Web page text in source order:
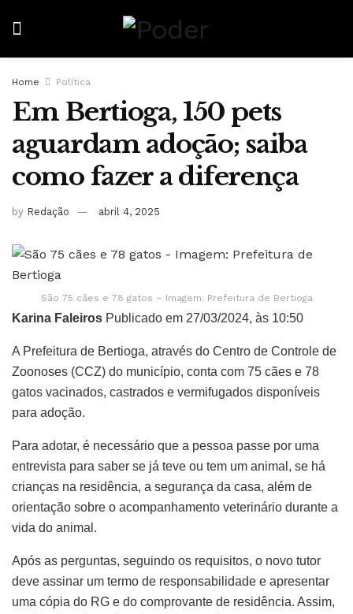
Home Política
Em Bertioga, 150 pets
aguardam adoção; saiba
como fazer a diferença
by Redação abril 4, 2025
São 75 cães e 78 gatos – Imagem: Prefeitura de Bertioga
Karina Faleiros Publicado em 27/03/2024, às 10:50
A Prefeitura de Bertioga, através do Centro de Controle de
Zoonoses (CCZ) do município, conta com 75 cães e 78
gatos vacinados, castrados e vermifugados disponíveis
para adoção.
Para adotar, é necessário que a pessoa passe por uma
entrevista para saber se já teve ou tem um animal, se há
crianças na residência, a segurança da casa, além de
orientação sobre o acompanhamento veterinário durante a
vida do animal.
Após as perguntas, seguindo os requisitos, o novo tutor
deve assinar um termo de responsabilidade e apresentar
uma cópia do RG e do comprovante de residência. Assim,